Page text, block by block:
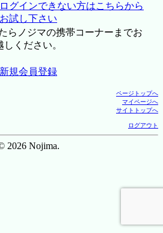
グインできない方はこちらから
お試し下さい
らノジマの携帯コーナーまでお
しください。
新規会員登録
ページトップへ
マイページへ
サイトトップへ
ログアウト
2026 Nojima.